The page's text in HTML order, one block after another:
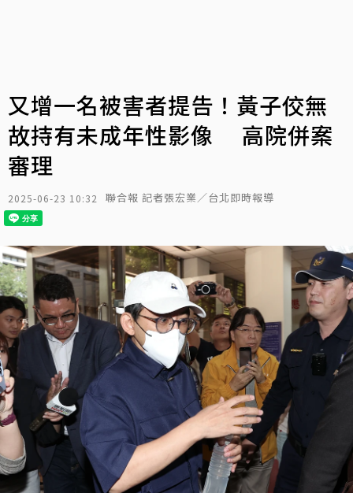
又增一名被害者提告！黃子佼無
故持有未成年性影像 高院併案
審理
2025-06-23 10:32 聯合報 記者張宏業／台北即時報導